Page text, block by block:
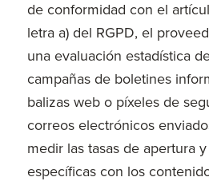
de conformidad con el
letra a) del RGPD, el
una evaluación estadística
campañas de boletines
balizas web o píxeles de
correos electrónicos
medir las tasas de apertura
específicas con los